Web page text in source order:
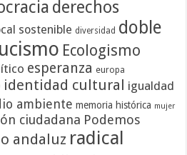
derechos
sostenible diversidad doble
Ecologismo
esperanza europa
identidad cultural igualdad
ambiente memoria histórica mujer
ciudadana Podemos
andaluz radical